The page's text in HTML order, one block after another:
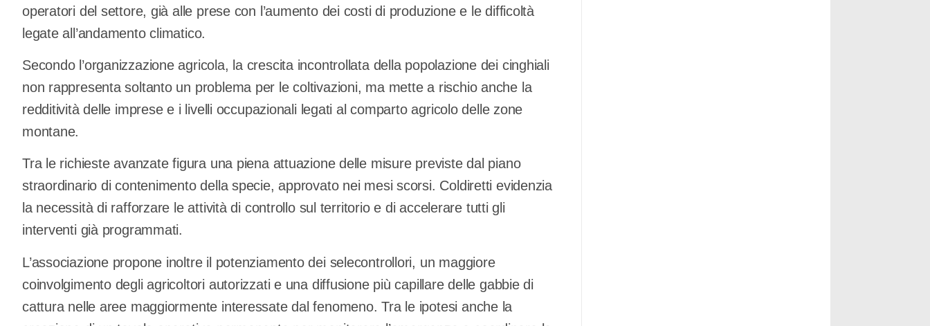
operatori del settore, già alle prese con l’aumento dei costi di produzione e le difficoltà
legate all’andamento climatico.
Secondo l’organizzazione agricola, la crescita incontrollata della popolazione dei cinghiali
non rappresenta soltanto un problema per le coltivazioni, ma mette a rischio anche la
redditività delle imprese e i livelli occupazionali legati al comparto agricolo delle zone
montane.
Tra le richieste avanzate figura una piena attuazione delle misure previste dal piano
straordinario di contenimento della specie, approvato nei mesi scorsi. Coldiretti evidenzia
la necessità di rafforzare le attività di controllo sul territorio e di accelerare tutti gli
interventi già programmati.
L’associazione propone inoltre il potenziamento dei selecontrollori, un maggiore
coinvolgimento degli agricoltori autorizzati e una diffusione più capillare delle gabbie di
cattura nelle aree maggiormente interessate dal fenomeno. Tra le ipotesi anche la